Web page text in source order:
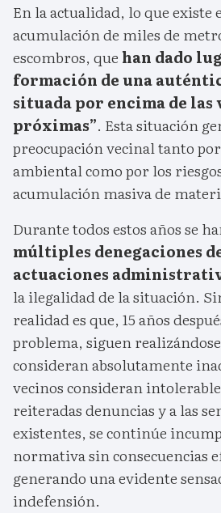
En la actualidad, lo que existe
acumulación de miles de
escombros, que han dado
formación de una
situada por encima de las
próximas”. Esta situación
preocupación vecinal tanto
ambiental como por los
acumulación masiva de
Durante todos estos años se
múltiples denegaciones
actuaciones
la ilegalidad de la situación.
realidad es que, 15 años
problema, siguen
consideran absolutamente
vecinos consideran intolerable
reiteradas denuncias y a las
existentes, se continúe
normativa sin consecuencias
generando una evidente
indefensión.